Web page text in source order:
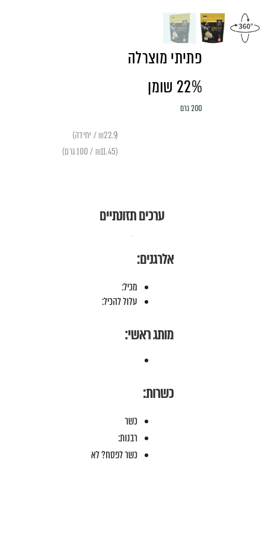
פתיתי מוצרלה
22% שומן
200 גרם
(₪22.9 / יחידה)
(₪11.45 / 100 גרם)
ערכים תזונתיים
אלרגנים:
מכיל:
עלול להכיל:
מותג ראשי:
כשרות:
כשר
רבנות:
כשר לפסח? לא